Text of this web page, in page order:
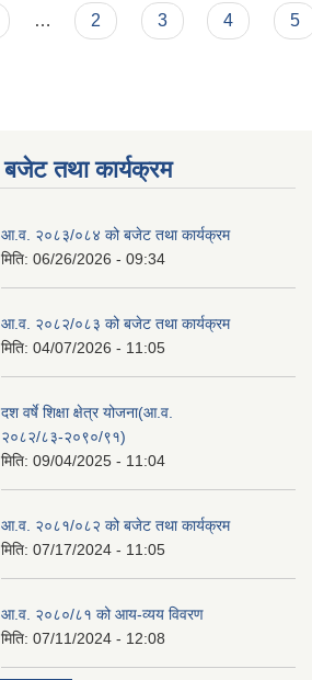
… 2 3 4 5
बजेट तथा कार्यक्रम
आ.व. २०८३/०८४ को बजेट तथा कार्यक्रम
मिति: 06/26/2026 - 09:34
आ.व. २०८२/०८३ को बजेट तथा कार्यक्रम
मिति: 04/07/2026 - 11:05
दश वर्षे शिक्षा क्षेत्र योजना(आ.व.
२०८२/८३-२०९०/९१)
मिति: 09/04/2025 - 11:04
आ.व. २०८१/०८२ को बजेट तथा कार्यक्रम
मिति: 07/17/2024 - 11:05
आ.व. २०८०/८१ को आय-व्यय विवरण
मिति: 07/11/2024 - 12:08